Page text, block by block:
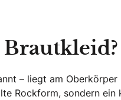
Brautkleid?
– liegt am
Rockform, sondern ein